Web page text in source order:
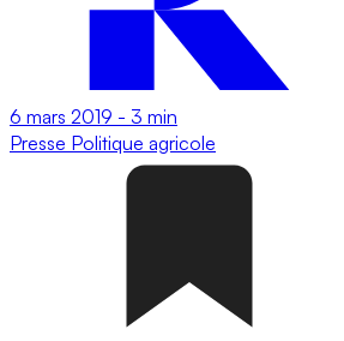
6 mars 2019 - 3 min
Presse Politique agricole